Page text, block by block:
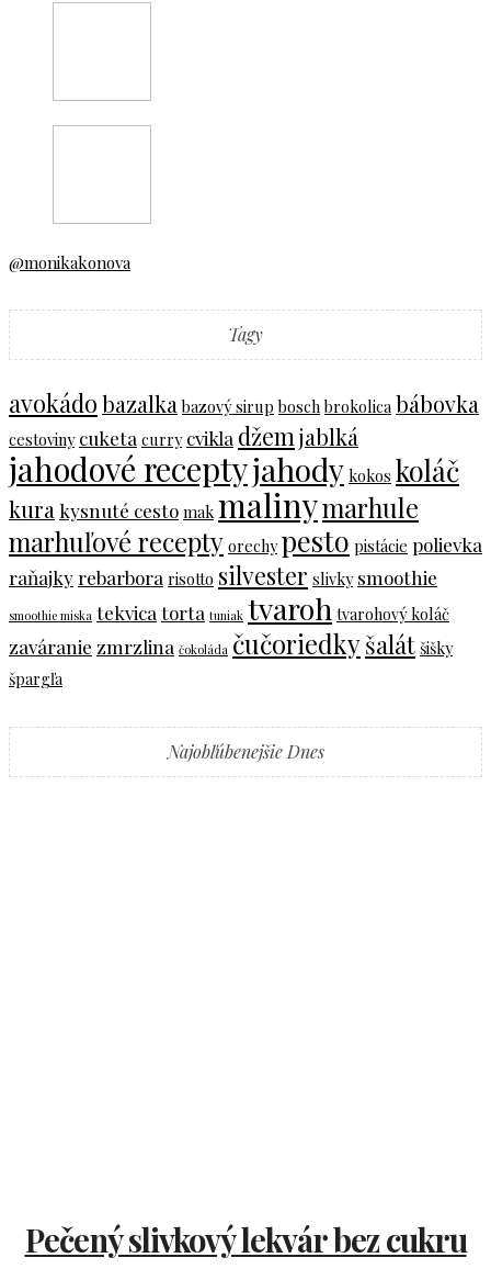
@monikakonova
Tagy
avokádobazalka bazový sirup bosch brokolica bábovka
cestoviny cuketa curry cvikla džem jablká
jahodové receptyjahody kokos koláč
kura kysnuté cesto mak malinymarhule
marhuľové recepty orechy pesto pistácie polievka
raňajkyrebarbora risotto silvester slivky smoothie
smoothie miska tekvica torta tuniak tvaroh tvarohový koláč
zaváranie zmrzlina čokoláda čučoriedkyšalát šišky
špargľa
Najobľúbenejšie Dnes
Pečený slivkový lekvár bez cukru